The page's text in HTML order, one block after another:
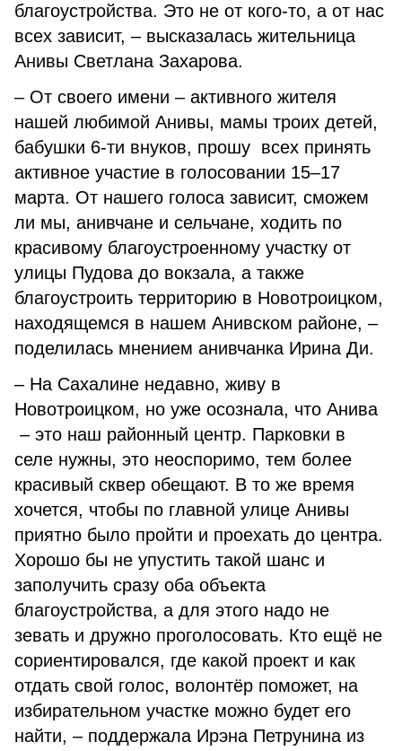
благоустройства. Это не от кого-то, а от нас
всех зависит, – высказалась жительница
Анивы Светлана Захарова.
– От своего имени – активного жителя
нашей любимой Анивы, мамы троих детей,
бабушки 6-ти внуков, прошу всех принять
активное участие в голосовании 15–17
марта. От нашего голоса зависит, сможем
ли мы, анивчане и сельчане, ходить по
красивому благоустроенному участку от
улицы Пудова до вокзала, а также
благоустроить территорию в Новотроицком,
находящемся в нашем Анивском районе, –
поделилась мнением анивчанка Ирина Ди.
– На Сахалине недавно, живу в
Новотроицком, но уже осознала, что Анива
– это наш районный центр. Парковки в
селе нужны, это неоспоримо, тем более
красивый сквер обещают. В то же время
хочется, чтобы по главной улице Анивы
приятно было пройти и проехать до центра.
Хорошо бы не упустить такой шанс и
заполучить сразу оба объекта
благоустройства, а для этого надо не
зевать и дружно проголосовать. Кто ещё не
сориентировался, где какой проект и как
отдать свой голос, волонтёр поможет, на
избирательном участке можно будет его
найти, – поддержала Ирэна Петрунина из